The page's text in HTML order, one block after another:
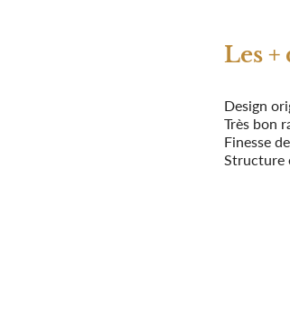
Les
Design
Très bon
Finesse
Structure